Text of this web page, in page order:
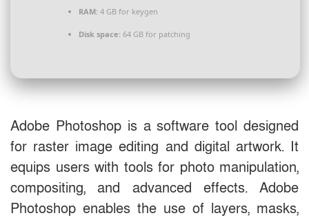
RAM: 4 GB for keygen
Disk space: 64 GB for patching
Adobe Photoshop is a software tool designed
for raster image editing and digital artwork. It
equips users with tools for photo manipulation,
compositing, and advanced effects. Adobe
Photoshop enables the use of layers, masks,